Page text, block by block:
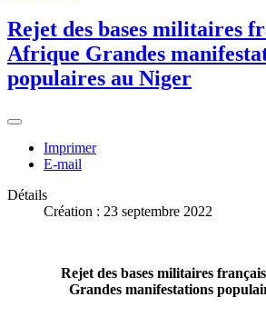
Rejet des bases militaires
Afrique Grandes
populaires au Niger
Imprimer
E-mail
Détails
Création : 23 septembre 2022
Rejet des bases militaires
Grandes manifestations